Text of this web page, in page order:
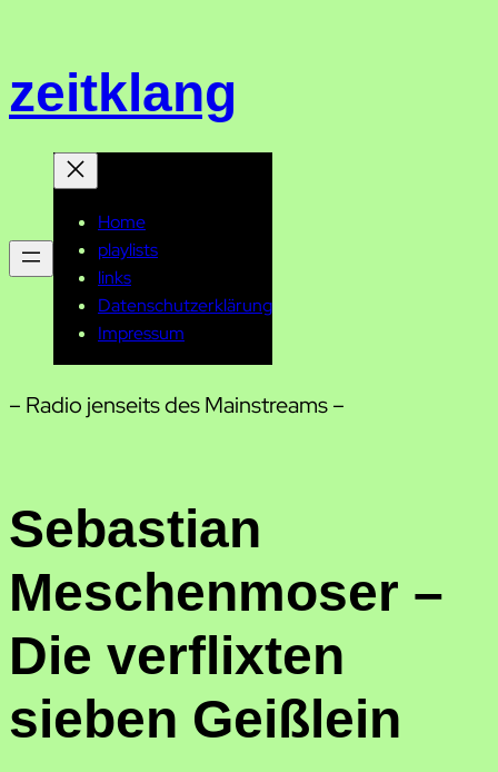
springen
zeitklang
Home
playlists
links
Datenschutzerklärung
Impressum
– Radio jenseits des Mainstreams –
Sebastian
Meschenmoser –
Die verflixten
sieben Geißlein